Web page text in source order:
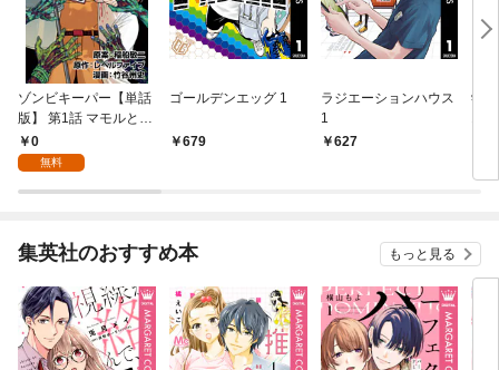
ゾンビキーパー【単話
版】 第1話 マモルとほ
のか
0
無料
ゴールデンエッグ 1
679
ラジエーションハウス
1
627
学
集英社のおすすめ本 もっと見る